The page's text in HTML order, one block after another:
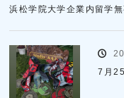
浜松学院大学企業内留学
7月